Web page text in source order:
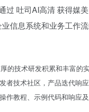
过 吐司AI高清 获得媒
信息系统和业务工作
的技术研发积累和丰富
者技术社区，产品迭代响
作教程、示例代码和响应